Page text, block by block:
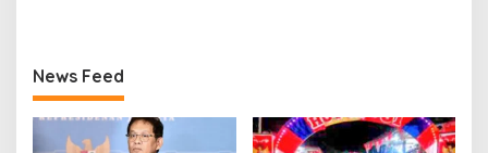
News Feed